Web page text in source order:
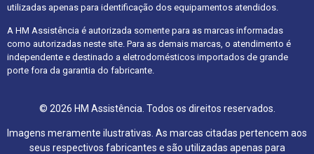
utilizadas apenas para identificação dos equipamentos atendidos.
A HM Assistência é autorizada somente para as marcas informadas
como autorizadas neste site. Para as demais marcas, o atendimento é
independente e destinado a eletrodomésticos importados de grande
porte fora da garantia do fabricante.
© 2026 HM Assistência. Todos os direitos reservados.
Imagens meramente ilustrativas. As marcas citadas pertencem aos
seus respectivos fabricantes e são utilizadas apenas para